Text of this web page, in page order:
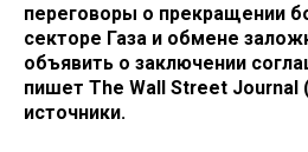
переговоры о прекращении
секторе Газа и обмене
объявить о заключении
пишет The Wall Street Journal
источники.